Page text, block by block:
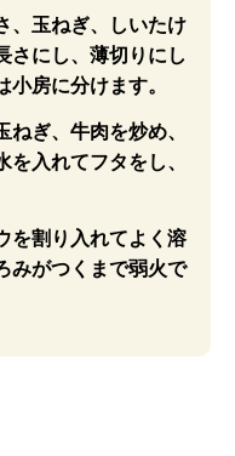
、玉ねぎ、しいたけ
さにし、薄切りにし
小房に分けます。
ねぎ、牛肉を炒め、
入れてフタをし、
を割り入れてよく溶
みがつくまで弱火で